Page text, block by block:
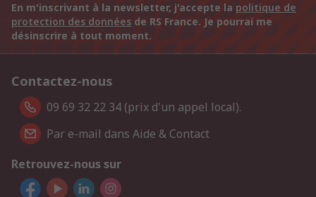
En m'inscrivant à la newsletter, j'accepte la politique de
protection des données de RS France. Je pourrai me
désinscrire à tout moment.
Contactez-nous
09 69 32 22 34 (prix d'un appel local).
Par e-mail dans Aide & Contact
Retrouvez-nous sur